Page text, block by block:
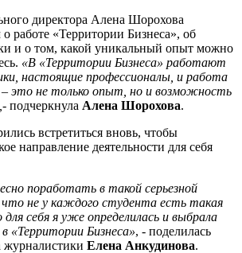
директора Алена Шорохова
о работе «Территории Бизнеса», об
и о том, какой уникальный опыт можно
«В «Территории Бизнеса» работают
настоящие профессионалы, и работа
– это не только опыт, но и возможность
- подчеркнула Алена Шорохова.
встретиться вновь, чтобы
направление деятельности для себя
поработать в такой серьезной
не у каждого студента есть такая
себя я уже определилась и выбрала
«Территории Бизнеса», - поделилась
журналистики Елена Анкудинова.